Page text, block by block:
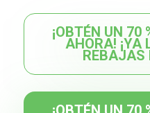
¡OBTÉN UN 70
AHORA! ¡YA
REBAJAS